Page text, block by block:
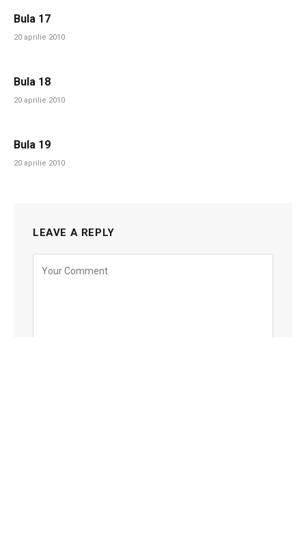
Bula 17
20 aprilie 2010
Bula 18
20 aprilie 2010
Bula 19
20 aprilie 2010
LEAVE A REPLY